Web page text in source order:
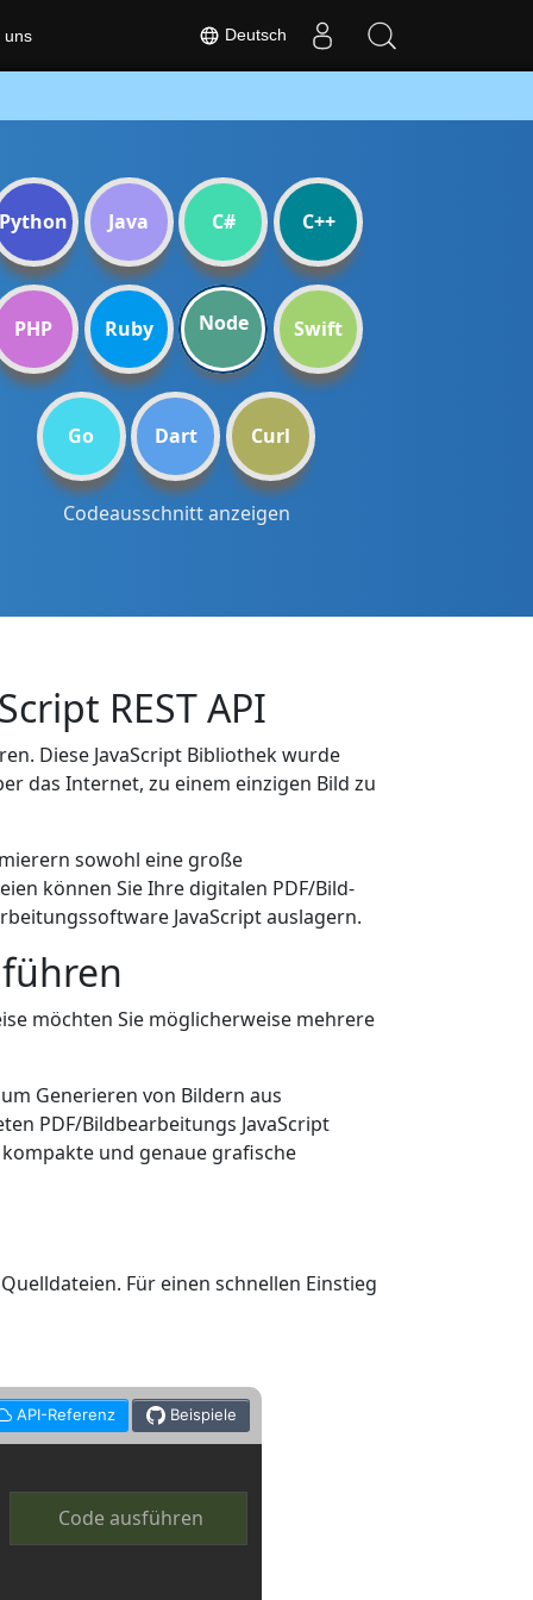
Python Java C# C++
PHP Ruby Node Swift
Go Dart Curl
Codeausschnitt anzeigen
REST API
Diese JavaScript Bibliothek wurde
das Internet, zu einem einzigen Bild zu
sowohl eine große
können Sie Ihre digitalen PDF/Bild-
JavaScript auslagern.
möchten Sie möglicherweise mehrere
Generieren von Bildern aus
PDF/Bildbearbeitungs JavaScript
und genaue grafische
Für einen schnellen Einstieg
API-Referenz Beispiele
Code ausführen
Deutsch
uns